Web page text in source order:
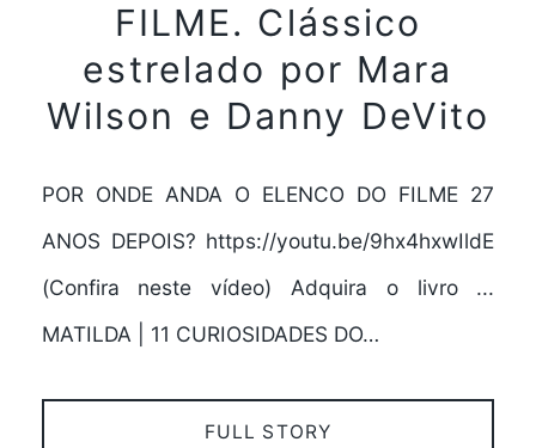
FILME. Clássico
estrelado por Mara
Wilson e Danny DeVito
POR ONDE ANDA O ELENCO DO FILME 27
ANOS DEPOIS? https://youtu.be/9hx4hxwIldE
(Confira neste vídeo) Adquira o livro ...
MATILDA | 11 CURIOSIDADES DO…
FULL STORY